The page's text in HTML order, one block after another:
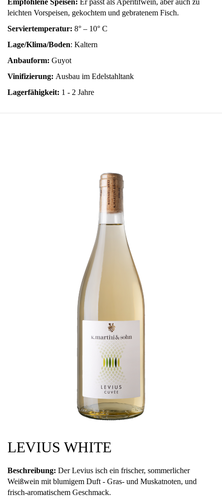
Empfohlene Speisen: Er passt als Aperitifwein, aber auch zu
leichten Vorspeisen, gekochtem und gebratenem Fisch.
Serviertemperatur: 8° – 10° C
Lage/Klima/Boden: Kaltern
Anbauform: Guyot
Vinifizierung: Ausbau im Edelstahltank
Lagerfähigkeit: 1 - 2 Jahre
LEVIUS WHITE
Beschreibung: Der Levius isch ein frischer, sommerlicher
Weißwein mit blumigem Duft - Gras- und Muskatnoten, und
frisch-aromatischem Geschmack.